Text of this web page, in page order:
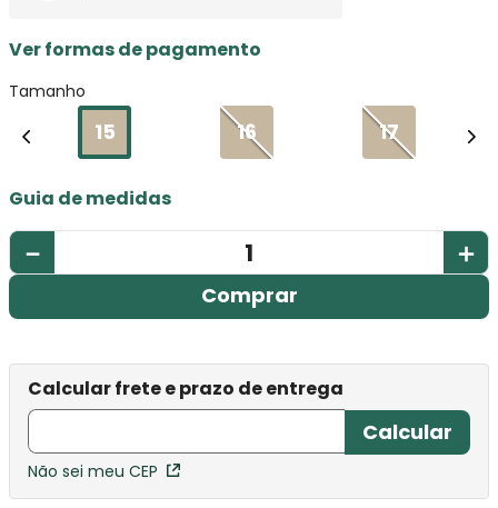
Ver formas de pagamento
Tamanho
15 16 17
Guia de medidas
＋
－
Comprar
Não sei meu CEP